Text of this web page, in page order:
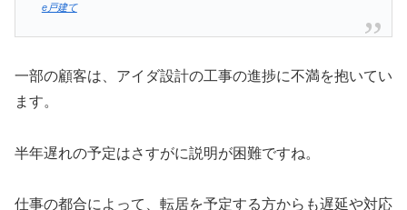
e戸建て
一部の顧客は、アイダ設計の工事の進捗に不満を抱いてい
ます。
半年遅れの予定はさすがに説明が困難ですね。
仕事の都合によって、転居を予定する方からも遅延や対応